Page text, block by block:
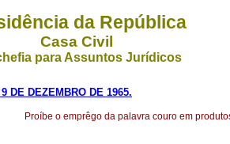
da República
Casa Civil
para Assuntos Jurídicos
DE DEZEMBRO DE 1965.
Proíbe o emprêgo da palavra couro em